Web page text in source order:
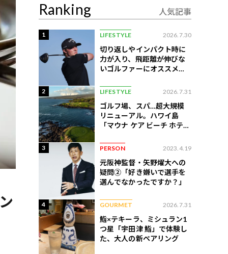
Ranking 人気記事
1 LIFESTYLE 2026.7.30
切り返しやインパクト時に
力が入り、飛距離が伸びな
いゴルファーにオススメの
2 LIFESTYLE 2026.7.31
ゴルフ場、スパ…超大規模
リニューアル。ハワイ島
「マウナ ケア ビーチ ホテ
3 PERSON 2023.4.19
元阪神監督・矢野燿大への
疑問②「好き嫌いで選手を
選んでなかったですか？」
4 GOURMET 2026.7.31
鮨×テキーラ、ミシュラン1
つ星「宇田津 鮨」で体験し
た、大人の新ペアリング